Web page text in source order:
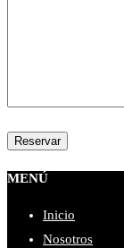
MENÚ
Inicio
Nosotros